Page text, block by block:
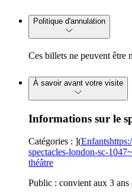
Politique d'annulation
Ces billets ne peuvent être
À savoir avant votre visite
Informations sur le
Catégories : ](
spectacles-london-sc-
théâtre
Public : convient aux 3 ans